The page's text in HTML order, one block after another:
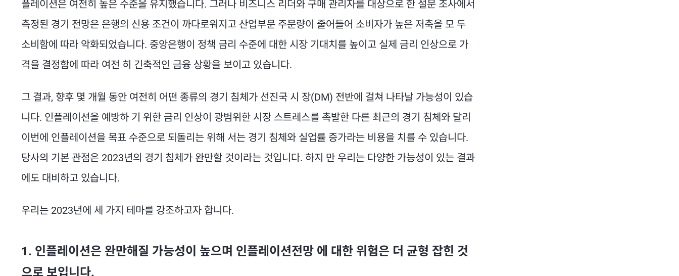
플레이션은 여전히 높은 수준을 유지했습니다. 그러나 비즈니스 리더와 구매 관리자를 대상으로 한 설문 조사에서
측정된 경기 전망은 은행의 신용 조건이 까다로워지고 산업부문 주문량이 줄어들어 소비자가 높은 저축을 모 두
소비함에 따라 악화되었습니다. 중앙은행이 정책 금리 수준에 대한 시장 기대치를 높이고 실제 금리 인상으로 가
격을 결정함에 따라 여전 히 긴축적인 금융 상황을 보이고 있습니다.
그 결과, 향후 몇 개월 동안 여전히 어떤 종류의 경기 침체가 선진국 시 장(DM) 전반에 걸쳐 나타날 가능성이 있습
니다. 인플레이션을 예방하 기 위한 금리 인상이 광범위한 시장 스트레스를 촉발한 다른 최근의 경기 침체와 달리
이번에 인플레이션을 목표 수준으로 되돌리는 위해 서는 경기 침체와 실업률 증가라는 비용을 치를 수 있습니다.
당사의 기본 관점은 2023년의 경기 침체가 완만할 것이라는 것입니다. 하지 만 우리는 다양한 가능성이 있는 결과
에도 대비하고 있습니다.
우리는 2023년에 세 가지 테마를 강조하고자 합니다.
1. 인플레이션은 완만해질 가능성이 높으며 인플레이션전망 에 대한 위험은 더 균형 잡힌 것
으로 보입니다.